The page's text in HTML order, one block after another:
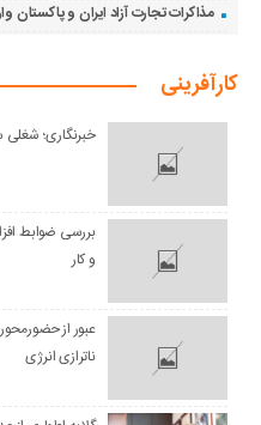
مذاکرات تجارت آزاد ایران و پاکستان
کارآفرینی
خبرنگاری؛
بررسی ضوابط
و کار
عبور از
ناترازی انرژی